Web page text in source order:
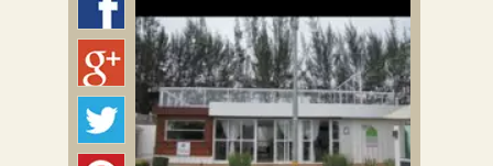
Perguntas Frequentes